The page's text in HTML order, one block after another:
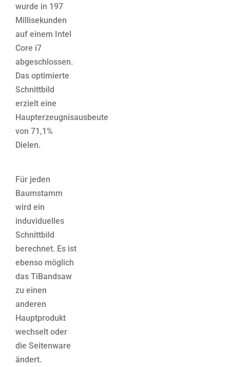
wurde in 197
Millisekunden
auf einem Intel
Core i7
abgeschlossen.
Das optimierte
Schnittbild
erzielt eine
Haupterzeugnisausbeute
von 71,1%
Dielen.
Für jeden
Baumstamm
wird ein
induviduelles
Schnittbild
berechnet. Es ist
ebenso möglich
das TiBandsaw
zu einen
anderen
Hauptprodukt
wechselt oder
die Seitenware
ändert.